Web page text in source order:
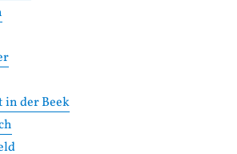
in der Beek